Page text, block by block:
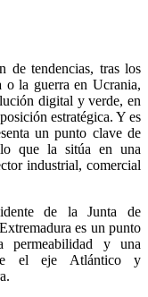
de tendencias, tras los
o la guerra en Ucrania,
digital y verde, en
estratégica. Y es
un punto clave de
que la sitúa en una
industrial, comercial
de la Junta de
es un punto
permeabilidad y una
el eje Atlántico y